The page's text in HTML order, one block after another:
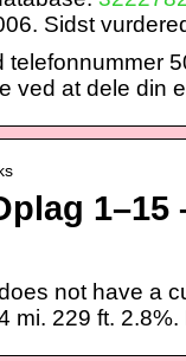
Sidst
telefonnummer
ved at dele din
not have a
mi. 229 ft.